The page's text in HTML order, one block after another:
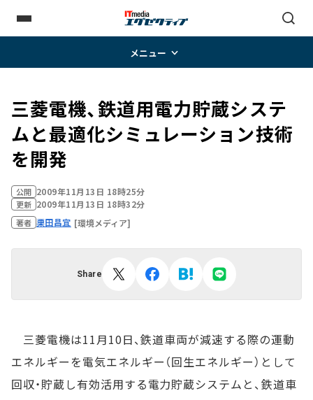
メニュー
三菱電機、鉄道用電力貯蔵システ
ムと最適化シミュレーション技術
を開発
公開 2009年11月13日 18時25分
更新 2009年11月13日 18時32分
著者 栗田昌宜 [環境メディア]
Share
三菱電機は11月10日、鉄道車両が減速する際の運動
エネルギーを電気エネルギー（回生エネルギー）として
回収・貯蔵し有効活用する電力貯蔵システムと、鉄道車